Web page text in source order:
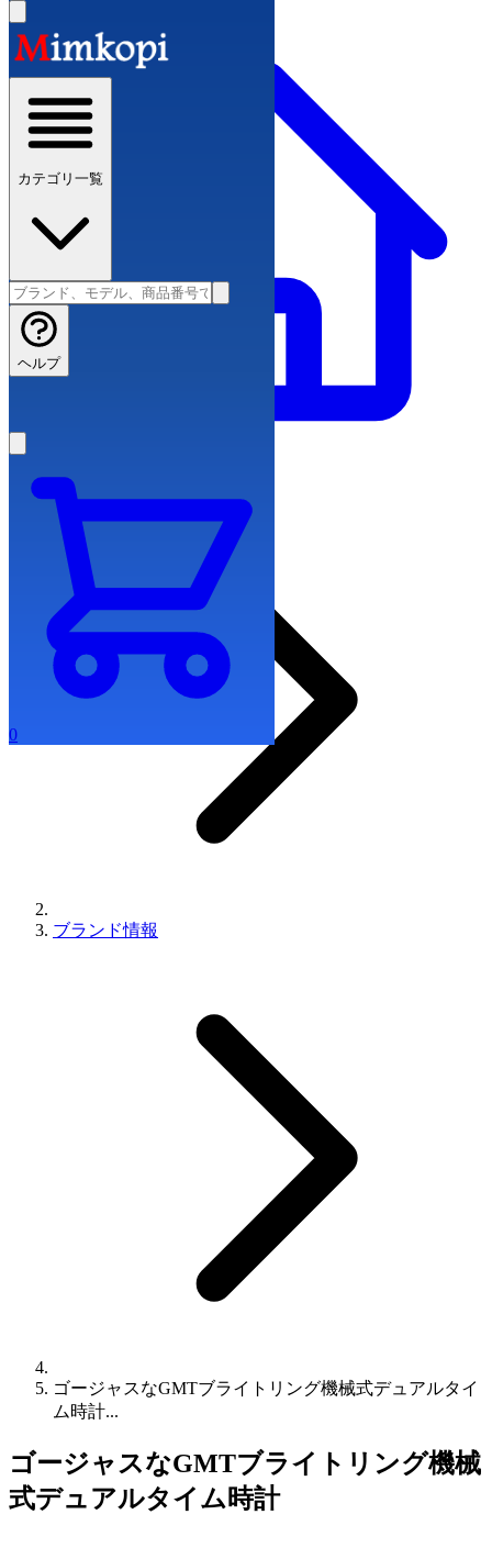
カテゴリ一覧
ヘルプ
0
ブランド情報
ゴージャスなGMTブライトリング機械式デュアルタイ
ム時計...
ゴージャスなGMTブライトリング機械
式デュアルタイム時計